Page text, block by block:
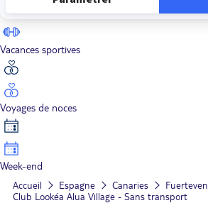
Vacances sportives
Voyages de noces
Week-end
Accueil Espagne Canaries
Club Lookéa Alua Village - Sans transport